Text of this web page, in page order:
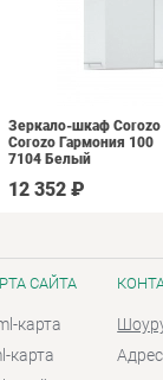
Зеркало-шкаф Corozo
Corozo Гармония 100
7104 Белый
12 352 ₽
САЙТА
карта
карта